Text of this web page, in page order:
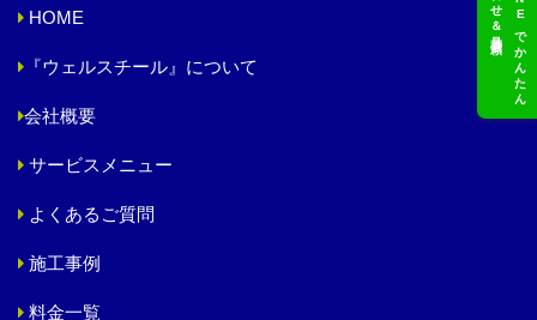
LINEでかんたん
HOME
『ウェルスチール』について
会社概要
サービスメニュー
よくあるご質問
施工事例
料金一覧